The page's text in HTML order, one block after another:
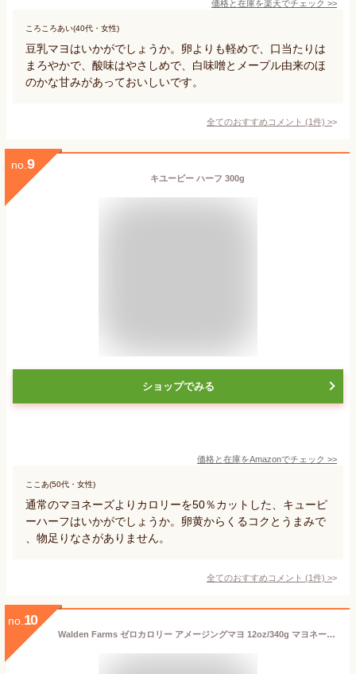
価格と在庫を楽天でチェック >>
ころころあい(40代・女性)
豆乳マヨはいかがでしょうか。卵よりも軽めで、口当たりは
まろやかで、酸味はやさしめで、白味噌とメープル由来のほ
のかな甘みがあっておいしいです。
全てのおすすめコメント (1件) >
no. 9
キユーピー ハーフ 300g
ショップでみる
価格と在庫をAmazonでチェック >>
ここあ(50代・女性)
通常のマヨネーズよりカロリーを50％カットした、キューピ
ーハーフはいかがでしょうか。卵黄からくるコクとうまみで
、物足りなさがありません。
全てのおすすめコメント (1件) >
no. 10
Walden Farms ゼロカロリー アメージングマヨ 12oz/340g マヨネーズ 無脂肪 コレステロールゼロ グルテンフリー ヴィー Amazin Mayo'